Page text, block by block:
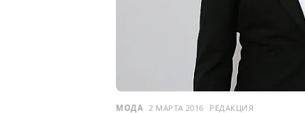
МОДА 2 МАРТА 2016 РЕДАКЦИЯ